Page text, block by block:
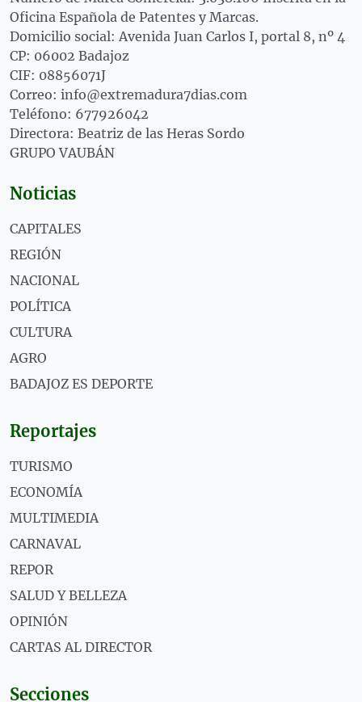
Oficina Española de Patentes y Marcas.
Domicilio social: Avenida Juan Carlos I, portal 8, nº 4
CP: 06002 Badajoz
CIF: 08856071J
Correo: info@extremadura7dias.com
Teléfono: 677926042
Directora: Beatriz de las Heras Sordo
GRUPO VAUBÁN
Noticias
CAPITALES
REGIÓN
NACIONAL
POLÍTICA
CULTURA
AGRO
BADAJOZ ES DEPORTE
Reportajes
TURISMO
ECONOMÍA
MULTIMEDIA
CARNAVAL
REPOR
SALUD Y BELLEZA
OPINIÓN
CARTAS AL DIRECTOR
Secciones